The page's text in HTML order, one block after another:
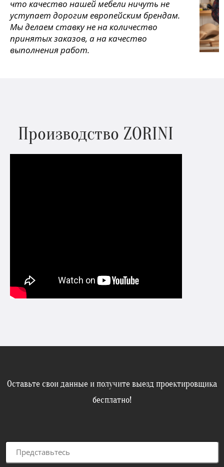
что качество нашей мебели ничуть не
уступает дорогим европейским брендам.
Мы делаем ставку не на количество
принятых заказов, а на качество
выполнения работ.
Производство ZORINI
Оставьте свои данные и получите выезд проектировщика
бесплатно!